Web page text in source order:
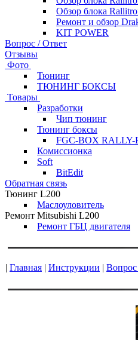
Обзор блока
Ремонт и обзор
KIT POWER
Вопрос / Ответ
Отзывы
Фото
Тюнинг
ТЮНИНГ БОКСЫ
Товары
Разработки
Чип тюнинг
Тюнинг боксы
FGC-BOX RALLY-
Комиссионка
Soft
BitEdit
Обратная связь
Тюнинг L200
Маслоуловитель
Ремонт Mitsubishi L200
Ремонт ГБЦ двигателя
| Главная | Инструкции |